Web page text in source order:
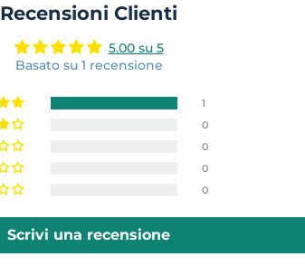
Facebook
Recensioni Clienti
5.00 su 5
Basato su 1 recensione
1
0
0
0
0
Scrivi una recensione